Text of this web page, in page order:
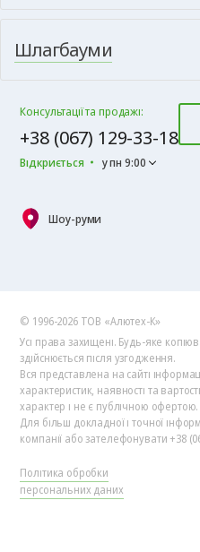
Шлагбауми
Консультації та продажі:
+38 (067) 129-33-18
Відкриється у пн 9:00
Шоу-руми
© 1996-2026 ТОВ «Алютех‑К»
Усі права захищені. Будь-яке
здійснюється після узгодження.
Вся представлена на сайті
характеристик, наявності та
характер і не є публічною офертою.
Для більш докладної і точної
компанії або зателефонувати +38
Політика обробки
персональних даних